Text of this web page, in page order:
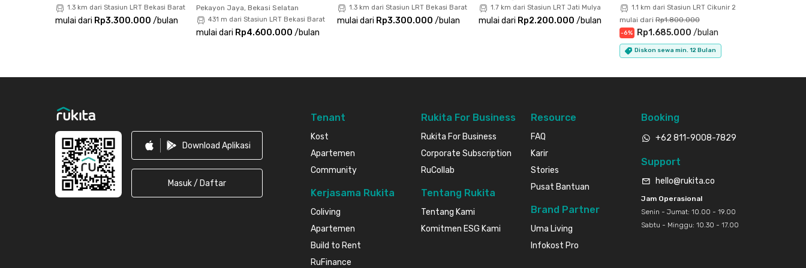
sewanya juga sudah termasuk IPL sehingga tidak ada lagi biaya yang harus kamu keluarkan.
Tunggu apa lagi? Yuk, langdung booking unit Apartemen Springlake Sumarecon Caldesia - 2BR
1.3 km dari Stasiun LRT Bekasi Barat
mulai dari Rp3.300.000 /bulan
Pekayon Jaya, Bekasi Selatan
431 m dari Stasiun LRT Bekasi Barat
mulai dari Rp4.600.000 /bulan
1.3 km dari Stasiun LRT Bekasi Barat
mulai dari Rp3.300.000 /bulan
1.7 km dari Stasiun LRT Jati Mulya
mulai dari Rp2.200.000 /bulan
1.1 km dari Stasiun LRT Cikunir 2
mulai dari Rp1.800.000
-6% Rp1.685.000 /bulan
Diskon sewa min. 12 Bulan
Download Aplikasi
Masuk / Daftar
Tenant
Kost
Apartemen
Community
Kerjasama Rukita
Coliving
Apartemen
Build to Rent
RuFinance
Rukita For Business
Rukita For Business
Corporate Subscription
RuCollab
Tentang Rukita
Tentang Kami
Komitmen ESG Kami
Resource
FAQ
Karir
Stories
Pusat Bantuan
Brand Partner
Uma Living
Infokost Pro
Booking
+62 811-9008-7829
Support
hello@rukita.co
Jam Operasional
Senin - Jumat: 10.00 - 19.00
Sabtu - Minggu: 10.30 - 17.00